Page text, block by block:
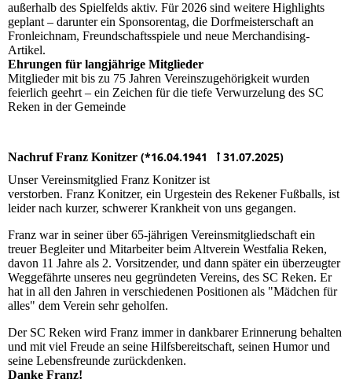
außerhalb des Spielfelds aktiv. Für 2026 sind weitere Highlights
geplant – darunter ein Sponsorentag, die Dorfmeisterschaft an
Fronleichnam, Freundschaftsspiele und neue Merchandising-
Artikel.
Ehrungen für langjährige Mitglieder
Mitglieder mit bis zu 75 Jahren Vereinszugehörigkeit wurden
feierlich geehrt – ein Zeichen für die tiefe Verwurzelung des SC
Reken in der Gemeinde
Nachruf Franz Konitzer (*16.04.1941 ꝉ 31.07.2025)
Unser Vereinsmitglied Franz Konitzer ist
verstorben. Franz Konitzer, ein Urgestein des Rekener Fußballs, ist
leider nach kurzer, schwerer Krankheit von uns gegangen.
Franz war in seiner über 65-jährigen Vereinsmitgliedschaft ein
treuer Begleiter und Mitarbeiter beim Altverein Westfalia Reken,
davon 11 Jahre als 2. Vorsitzender, und dann später ein überzeugter
Weggefährte unseres neu gegründeten Vereins, des SC Reken. Er
hat in all den Jahren in verschiedenen Positionen als "Mädchen für
alles" dem Verein sehr geholfen.
Der SC Reken wird Franz immer in dankbarer Erinnerung behalten
und mit viel Freude an seine Hilfsbereitschaft, seinen Humor und
seine Lebensfreunde zurückdenken.
Danke Franz!